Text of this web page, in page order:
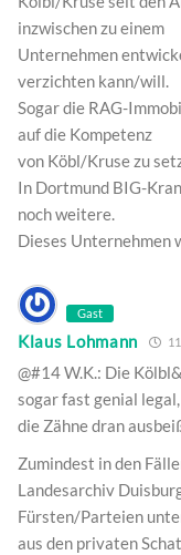
inzwischen zu einem
Unternehmen
verzichten kann/will.
Sogar die RAG-
auf die Kompetenz
von Köbl/Kruse zu
In Dortmund BIG-
noch weitere.
Dieses Unternehmen
Gast
Klaus Lohmann
@#14 W.K.: Die
sogar fast genial
die Zähne dran
Zumindest in den
Landesarchiv
Fürsten/Parteien
aus den privaten